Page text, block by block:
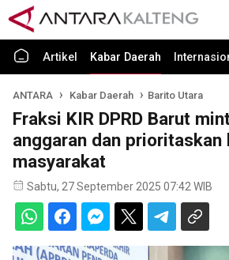
Artikel Kabar Daerah
ANTARA Kabar Daerah Barito Utara
Fraksi KIR DPRD Barut
anggaran dan prioritaskan
masyarakat
Sabtu, 27 September 2025 07:42 WIB